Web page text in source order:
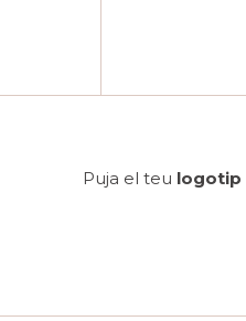
Puja el teu logotip